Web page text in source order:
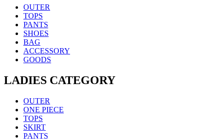
OUTER
TOPS
PANTS
SHOES
BAG
ACCESSORY
GOODS
LADIES CATEGORY
OUTER
ONE PIECE
TOPS
SKIRT
PANTS